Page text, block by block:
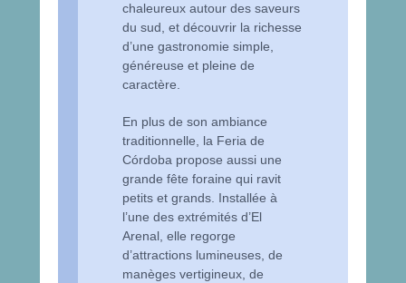
chaleureux autour des saveurs
du sud, et découvrir la richesse
d’une gastronomie simple,
généreuse et pleine de
caractère.
En plus de son ambiance
traditionnelle, la Feria de
Córdoba propose aussi une
grande fête foraine qui ravit
petits et grands. Installée à
l’une des extrémités d’El
Arenal, elle regorge
d’attractions lumineuses, de
manèges vertigineux, de